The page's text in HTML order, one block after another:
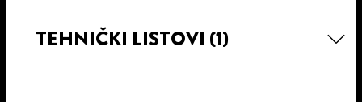
TEHNIČKI LISTOVI (1)